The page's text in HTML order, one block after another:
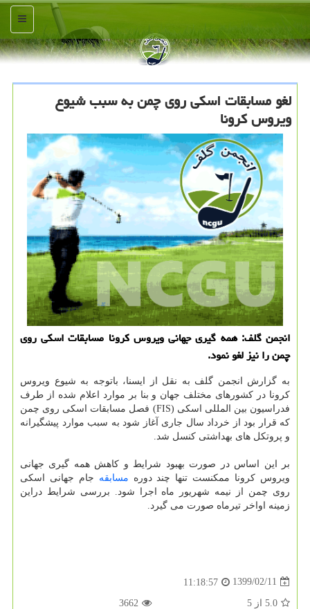
منو
لغو مسابقات اسكی روی چمن به سبب شیوع
ویروس كرونا
انجمن گلف: همه گیری جهانی ویروس كرونا مسابقات اسكی روی
چمن را نیز لغو نمود.
به گزارش انجمن گلف به نقل از ایسنا، باتوجه به شیوع ویروس
کرونا در کشورهای مختلف جهان و بنا بر موارد اعلام شده از طرف
فدراسیون بین المللی اسکی (FIS) فصل مسابقات اسکی روی چمن
که قرار بود از خرداد سال جاری آغاز شود به سبب موارد پیشگیرانه
و پروتکل های بهداشتی کنسل شد.
بر این اساس در صورت بهبود شرایط و کاهش همه گیری جهانی
ویروس کرونا ممکنست تنها چند دوره مسابقه جام جهانی اسکی
روی چمن از نیمه شهریور ماه اجرا شود. بررسی شرایط دراین
زمینه اواخر تیرماه صورت می گیرد.
1399/02/11
11:18:57
5.0 از 5
3662